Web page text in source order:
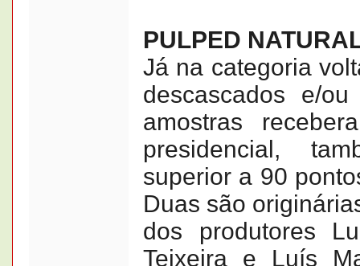
PULPED
Já na categoria
descascados e/
amostras
presidencial,
superior a 90
Duas são
dos produtores
Teixeira e Luís